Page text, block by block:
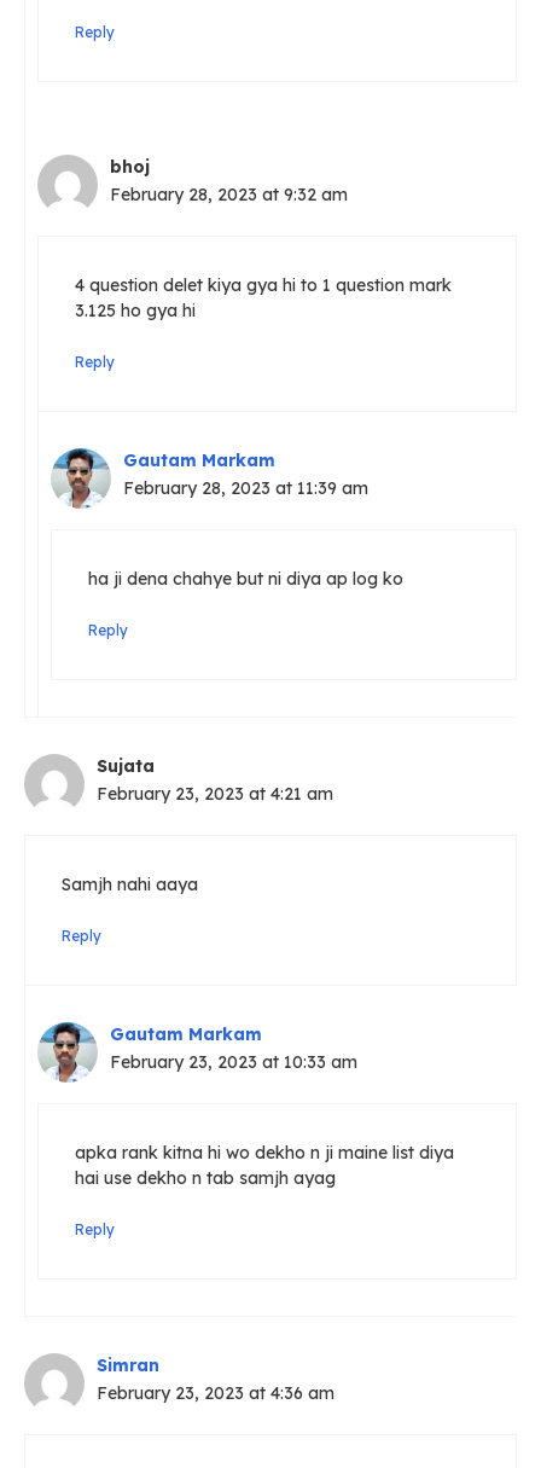
Reply
bhoj
February 28, 2023 at 9:32 am
4 question delet kiya gya hi to 1 question mark
3.125 ho gya hi
Reply
Gautam Markam
February 28, 2023 at 11:39 am
ha ji dena chahye but ni diya ap log ko
Reply
Sujata
February 23, 2023 at 4:21 am
Samjh nahi aaya
Reply
Gautam Markam
February 23, 2023 at 10:33 am
apka rank kitna hi wo dekho n ji maine list diya
hai use dekho n tab samjh ayag
Reply
Simran
February 23, 2023 at 4:36 am